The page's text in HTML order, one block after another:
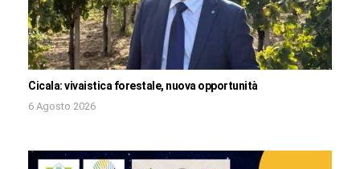
Cicala: vivaistica forestale, nuova opportunità
6 Agosto 2026